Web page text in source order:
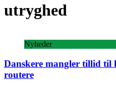
utryghed
Nyheder
Danskere mangler tillid til
routere